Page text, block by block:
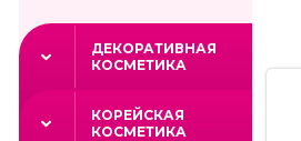
ДЕКОРАТИВНАЯ
КОСМЕТИКА
КОРЕЙСКАЯ
КОСМЕТИКА